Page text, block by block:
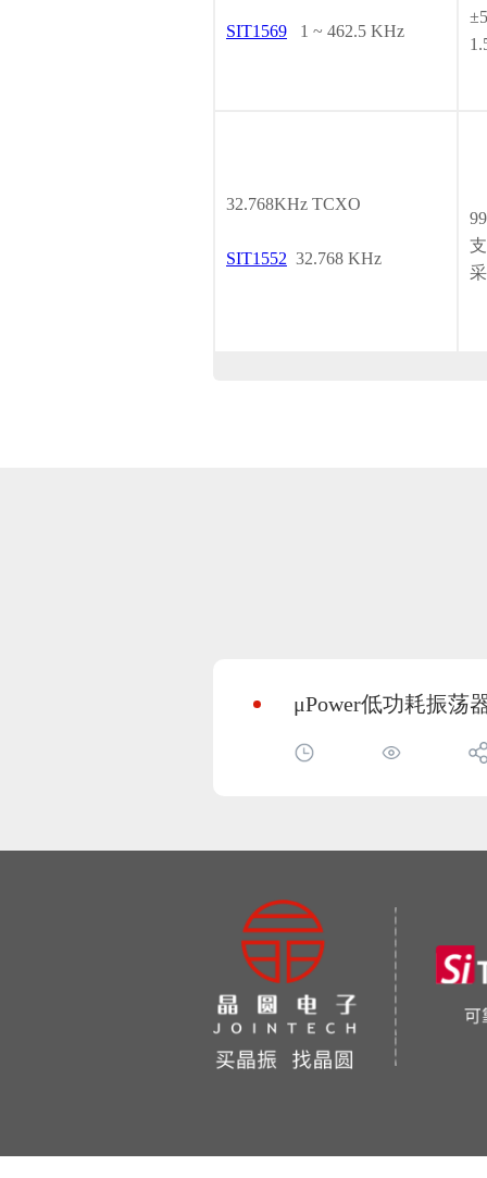
SIT1569 1 ~ 462.5 KHz
32.768KHz TCXO
SIT1552 32.768 KHz
μPower低功耗振荡